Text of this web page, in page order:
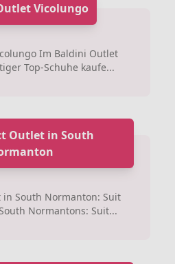
Vicolungo
Im Baldini Outlet
Top-Schuhe kaufe...
Outlet in South
South Normanton: Suit
Normantons: Suit...